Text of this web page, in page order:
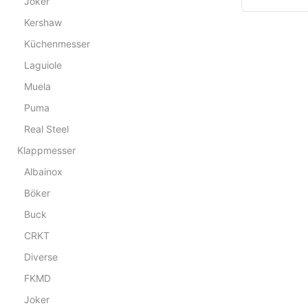
Kershaw
Küchenmesser
Laguiole
Muela
Puma
Real Steel
Klappmesser
Albainox
Böker
Buck
CRKT
Diverse
FKMD
Joker